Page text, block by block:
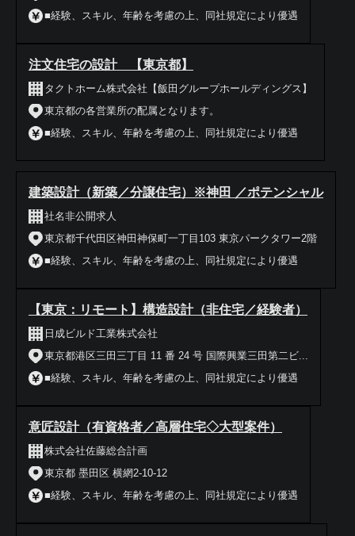
■経験、スキル、年齢を考慮の上、同社規定により優遇
注文住宅の設計 【東京都】
タクトホーム株式会社【飯田グループホールディングス】
東京都の各営業所の配属となります。
■経験、スキル、年齢を考慮の上、同社規定により優遇
建築設計（新築／分譲住宅）※神田 ／ポテンシャル
社名非公開求人
東京都千代田区神田神保町一丁目103 東京パークタワー2階
■経験、スキル、年齢を考慮の上、同社規定により優遇
【東京：リモート】構造設計（非住宅／経験者）
日成ビルド工業株式会社
東京都港区三田三丁目 11 番 24 号 国際興業三田第二ビ...
■経験、スキル、年齢を考慮の上、同社規定により優遇
意匠設計（有資格者／高層住宅◇大型案件）
株式会社佐藤総合計画
東京都 墨田区 横網2-10-12
■経験、スキル、年齢を考慮の上、同社規定により優遇